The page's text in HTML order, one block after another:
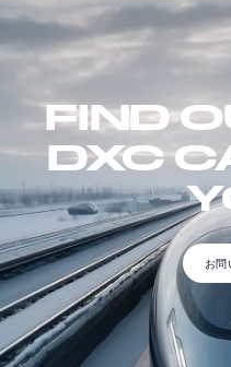
FIND
DXC
お問